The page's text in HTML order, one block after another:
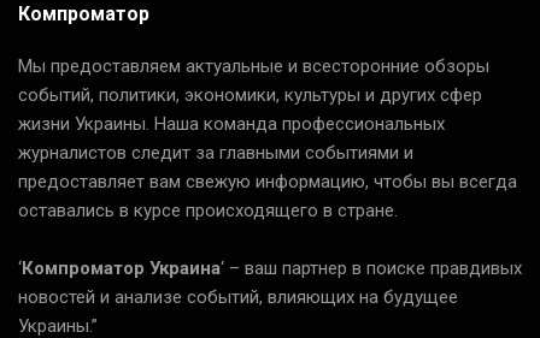
Компроматор
Мы предоставляем актуальные и всесторонние обзоры
событий, политики, экономики, культуры и других сфер
жизни Украины. Наша команда профессиональных
журналистов следит за главными событиями и
предоставляет вам свежую информацию, чтобы вы всегда
оставались в курсе происходящего в стране.
‘Компроматор Украина‘ – ваш партнер в поиске правдивых
новостей и анализе событий, влияющих на будущее
Украины.”